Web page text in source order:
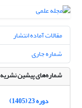
مقالات آماده انتشار
شماره جاری
شماره‌های پیشین نشریه
دوره 23 (1405)